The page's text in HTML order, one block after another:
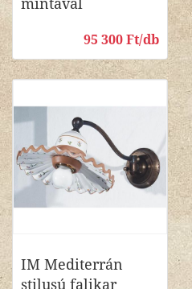
mintával
95 300 Ft/db
IM Mediterrán
stilusú falikar